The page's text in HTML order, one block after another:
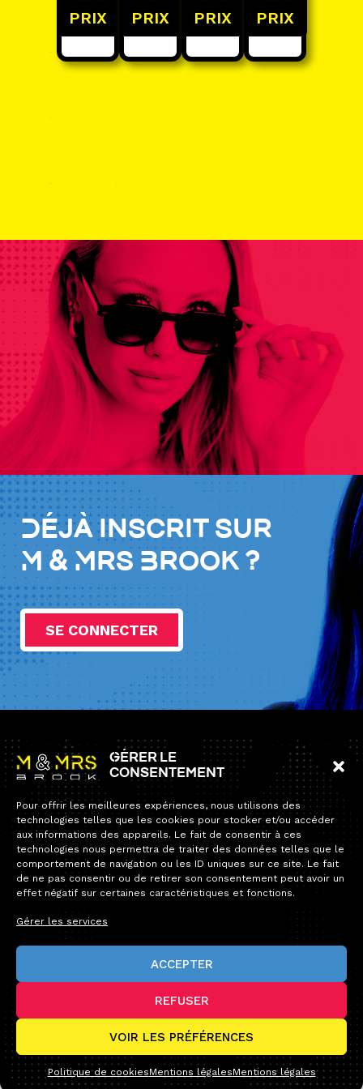
Gérer le
consentement
Pour offrir les meilleures expériences, nous utilisons des
technologies telles que les cookies pour stocker et/ou accéder
aux informations des appareils. Le fait de consentir à ces
technologies nous permettra de traiter des données telles que le
comportement de navigation ou les ID uniques sur ce site. Le fait
de ne pas consentir ou de retirer son consentement peut avoir un
effet négatif sur certaines caractéristiques et fonctions.
Gérer les services
ACCEPTER
REFUSER
VOIR LES PRÉFÉRENCES
Politique de cookiesMentions légalesMentions légales
PRIX
PRIX
PRIX
PRIX
Déjà inscrit sur
M & Mrs Brook ?
SE CONNECTER
19 rue de Reims
94700 Maisons-Alfort
Tel:+33 1 34 12 12 60
E-mail :contact@andybrook.fr
Information
Accueil
Collection
Contact
Tous droits réservés
Design by Blacklight.pro
Chers clients,
Notre permanence téléphonique sera fermée du lundi 10 août
au dimanche 23 août inclus.
Durant cette période, toutes vos commandes seront bien prises
d’habitude. Seule la permanence téléphonique sera
Pour toute demande, notre service après-vente reste joignable
par e-mail à :office@andybrook.fr
Nous vous souhaitons à toutes et à tous de très belles
vacances et vous donnons rendez-vous à notre retour, en pleine
forme, pour découvrir toutes nos nouveautés !
Très bel été à tous !